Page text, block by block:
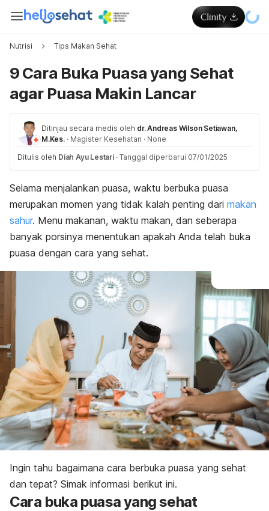
Nutrisi Tips Makan Sehat
9 Cara Buka Puasa yang Sehat
agar Puasa Makin Lancar
Ditinjau secara medis oleh dr. Andreas Wilson Setiawan,
M.Kes. · Magister Kesehatan · None
Ditulis oleh Diah Ayu Lestari · Tanggal diperbarui 07/01/2025
Selama menjalankan puasa, waktu berbuka puasa
merupakan momen yang tidak kalah penting dari makan
sahur. Menu makanan, waktu makan, dan seberapa
banyak porsinya menentukan apakah Anda telah buka
puasa dengan cara yang sehat.
Ingin tahu bagaimana cara berbuka puasa yang sehat
dan tepat? Simak informasi berikut ini.
Cara buka puasa yang sehat